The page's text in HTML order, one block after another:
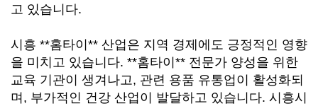
고 있습니다.
시흥 **홈타이** 산업은 지역 경제에도 긍정적인 영향
을 미치고 있습니다. **홈타이** 전문가 양성을 위한
교육 기관이 생겨나고, 관련 용품 유통업이 활성화되
며, 부가적인 건강 산업이 발달하고 있습니다. 시흥시